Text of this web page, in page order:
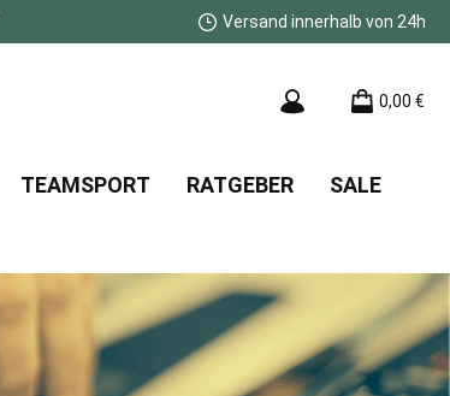
Versand innerhalb von 24h
0,00 €
TEAMSPORT RATGEBER SALE